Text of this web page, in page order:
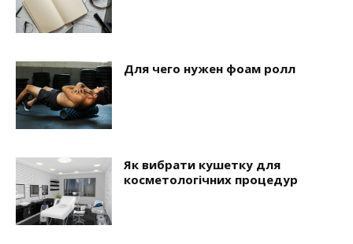
Для чего нужен фоам ролл
Як вибрати кушетку для
косметологічних процедур